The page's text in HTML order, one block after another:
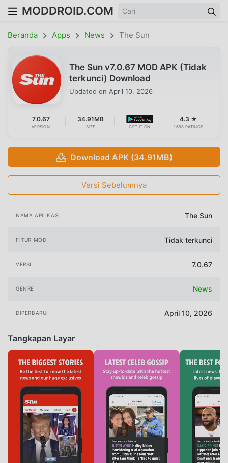
MODDROID.COM
Beranda Apps News The Sun
The Sun v7.0.67 MOD APK (Tidak
terkunci) Download
Updated on April 10, 2026
7.0.67
VERSION
34.91MB
SIZE GET IT ON
4.3 ★
1698 RATINGS
Download APK (34.91MB)
Versi Sebelumnya
NAMA APLIKASI The Sun
FITUR MOD Tidak terkunci
VERSI 7.0.67
GENRE News
DIPERBARUI April 10, 2026
Tangkapan Layar